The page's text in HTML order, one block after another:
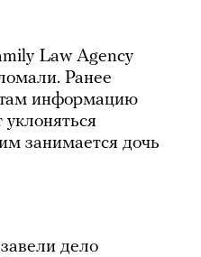
Law Agency
Ранее
информацию
уклоняться
занимается дочь
дело